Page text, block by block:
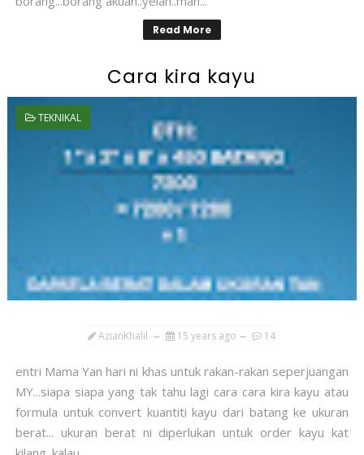
Read More
Cara kira kayu
TEKNIKAL
AzianKhalil 15 years ago 14
entri Mama Yan hari ni khas untuk rakan-rakan seperjuangan
MY...siapa siapa yang tak tahu lagi cara cara kira kayu atau
formula untuk convert kuantiti kayu dari batang ke ukuran
berat... ukuran berat ni diperlukan untuk order kayu kat